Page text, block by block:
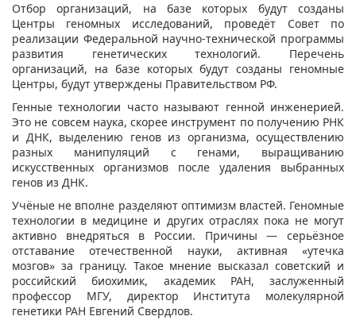
Отбор организаций, на базе которых будут созданы
Центры геномных исследований, проведёт Совет по
реализации Федеральной научно-технической программы
развития генетических технологий. Перечень
организаций, на базе которых будут созданы геномные
Центры, будут утверждены Правительством РФ.
Генные технологии часто называют генной инженерией.
Это не совсем наука, скорее инструмент по получению РНК
и ДНК, выделению генов из организма, осуществлению
разных манипуляций с генами, выращиванию
искусственных организмов после удаления выбранных
генов из ДНК.
Учёные не вполне разделяют оптимизм властей. Геномные
технологии в медицине и других отраслях пока не могут
активно внедряться в России. Причины — серьёзное
отставание отечественной науки, активная «утечка
мозгов» за границу. Такое мнение высказал советский и
российский биохимик, академик РАН, заслуженный
профессор МГУ, директор Института молекулярной
генетики РАН Евгений Свердлов.